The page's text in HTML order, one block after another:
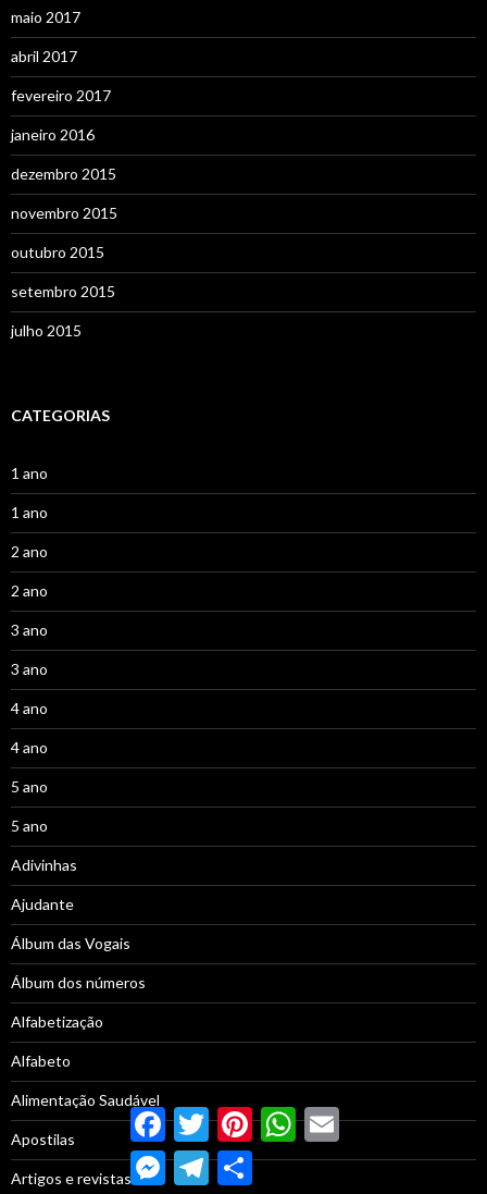
maio 2017
abril 2017
fevereiro 2017
janeiro 2016
dezembro 2015
novembro 2015
outubro 2015
setembro 2015
julho 2015
CATEGORIAS
1 ano
1 ano
2 ano
2 ano
3 ano
3 ano
4 ano
4 ano
5 ano
5 ano
Adivinhas
Ajudante
Álbum das Vogais
Álbum dos números
Alfabetização
Alfabeto
Alimentação Saudável
Apostilas
Artigos e revistas –
Facebook
TwitterPinterestWhatsApp
Email
MessengerTelegramCompartilhar